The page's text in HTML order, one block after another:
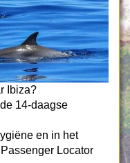
Ibiza?
14-daagse
en in het
Locator